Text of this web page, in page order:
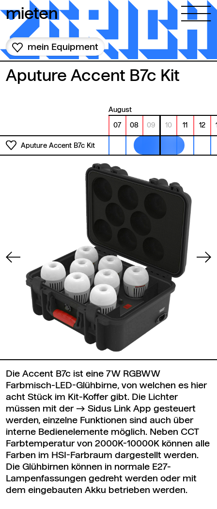
mieten
mein Equipment
Aputure Accent B7c Kit
August
07 08 09 10 11 12
Aputure Accent B7c Kit
Die Accent B7c ist eine 7W RGBWW
Farbmisch-LED-Glühbirne, von welchen es hier
acht Stück im Kit-Koffer gibt. Die Lichter
müssen mit der
Sidus Link App gesteuert
werden, einzelne Funktionen sind auch über
interne Bedienelemente möglich. Neben CCT
Farbtemperatur von 2000K-10000K können alle
Farben im HSI-Farbraum dargestellt werden.
Die Glühbirnen können in normale E27-
Lampenfassungen gedreht werden oder mit
dem eingebauten Akku betrieben werden.